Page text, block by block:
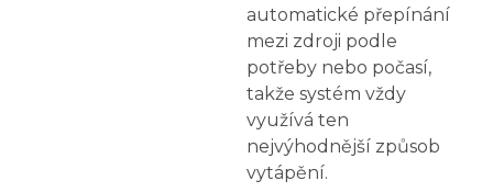
automatické přepínání
mezi zdroji podle
potřeby nebo počasí,
takže systém vždy
využívá ten
nejvýhodnější způsob
vytápění.